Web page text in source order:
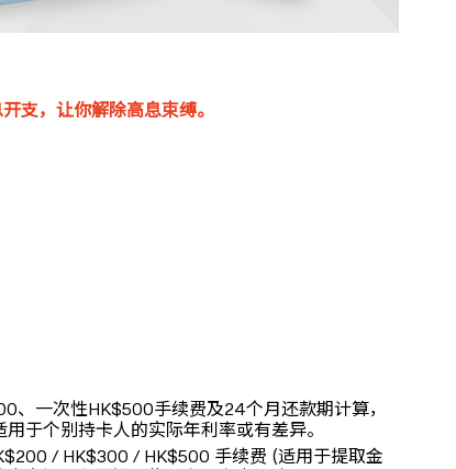
支，让你解除高息束缚。
、一次性HK$500手续费及24个月还款期计算，
于个别持卡人的实际年利率或有差异。
/ HK$300 / HK$500 手续费 (适用于提取金